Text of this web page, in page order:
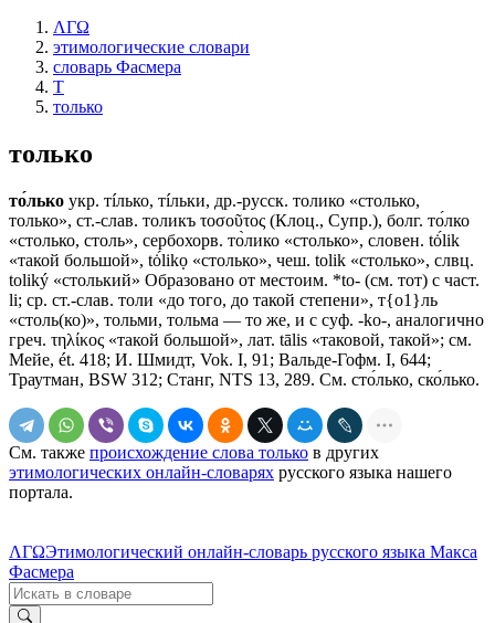
ΛΓΩ
этимологические словари
словарь Фасмера
Т
только
только
то́лько укр. тíлько, тíльки, др.-русск. толико «столько,
только», ст.-слав. толикъ τοσοῦτος (Клоц., Супр.), болг. то́лко
«столько, столь», сербохорв. то̀лико «столько», словен. tȯ́lik
«такой большой», tȯ́likọ «столько», чеш. tolik «столько», слвц.
toliký «столький» Образовано от местоим. *tо- (см. тот) с част.
li; ср. ст.-слав. толи «до того, до такой степени», т{о1}ль
«столь(ко)», тольми, тольма — то же, и с суф. -kо-, аналогично
греч. τηλίκος «такой большой», лат. tālis «таковой, такой»; см.
Мейе, ét. 418; И. Шмидт, Vok. I, 91; Вальде-Гофм. I, 644;
Траутман, ВSW 312; Станг, NТS 13, 289. См. сто́лько, ско́лько.
См. также происхождение слова только в других
этимологических онлайн-словарях русского языка нашего
портала.
ΛΓΩЭтимологический онлайн-словарь русского языка Макса
Фасмера